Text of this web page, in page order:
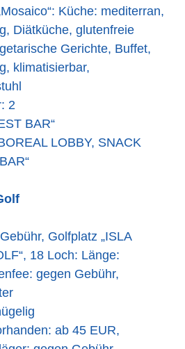
Küche: mediterran,
Diätküche, glutenfreie
Gerichte, Buffet,
klimatisierbar,
2
BAR“
LOBBY, SNACK
Golfplatz „ISLA
18 Loch: Länge:
gegen Gebühr,
ab 45 EUR,